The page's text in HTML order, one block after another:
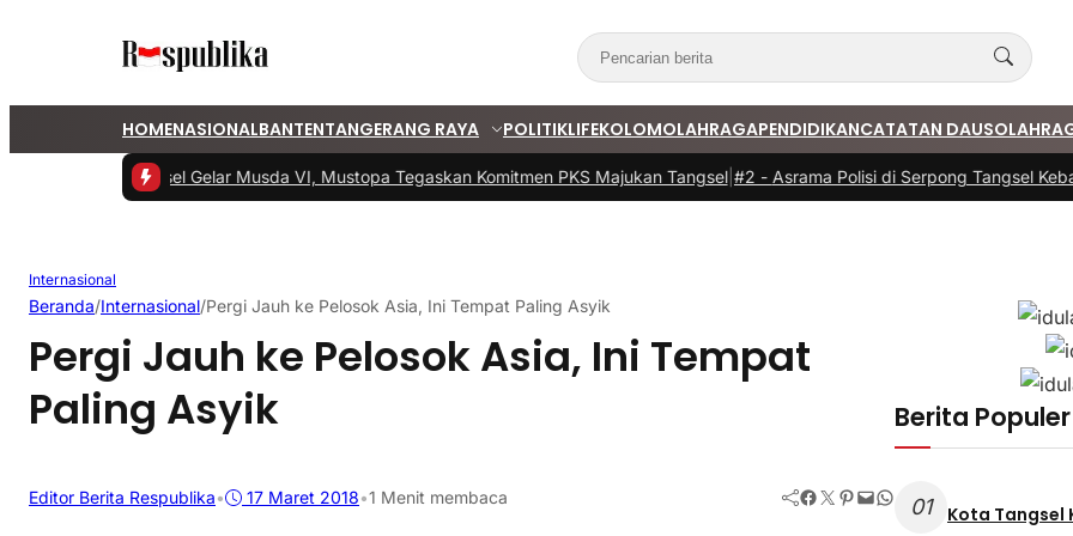
HOMENASIONALBANTENTANGERANG RAYA POLITIKLIFEKOLOMOLAHRAGAPENDIDIKANCATATAN DAUS
PKS Tangsel Gelar Musda VI, Mustopa Tegaskan Komitmen PKS Majukan Tangsel|#2 -Asrama Polisi di Serpong Tangsel
Internasional
Beranda/Internasional/Pergi Jauh ke Pelosok Asia, Ini Tempat Paling Asyik
Pergi Jauh ke Pelosok Asia, Ini Tempat
Paling Asyik
Editor Berita Respublika• 17 Maret 2018•1 Menit membaca Facebook Twitter Pinterest Mail WhatsApp
Berita Populer
01 Kota Tangsel